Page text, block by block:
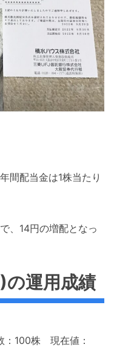
間配当金は1株当たり
、14円の増配となっ
運用成績
100株 現在値：